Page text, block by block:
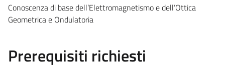
Conoscenza di base dell’Elettromagnetismo e dell’Ottica
Geometrica e Ondulatoria
Prerequisiti richiesti